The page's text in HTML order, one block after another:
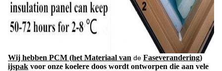
Wij hebben PCM (het Materiaal van de Faseverandering)
ijspak voor onze koelere doos wordt ontworpen die aan vele